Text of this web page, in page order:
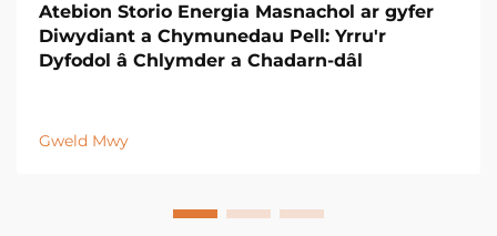
Atebion Storio Energia Masnachol ar gyfer
Diwydiant a Chymunedau Pell: Yrru'r
Dyfodol â Chlymder a Chadarn-dâl
Gweld Mwy